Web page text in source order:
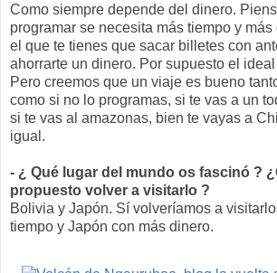
Como siempre depende del dinero.
programar se necesita más tiempo y
el que te tienes que sacar billetes con
ahorrarte un dinero. Por supuesto el
Pero creemos que un viaje es bueno
como si no lo programas, si te vas a un
si te vas al amazonas, bien te vayas a
igual.
- ¿ Qué lugar del mundo os fascinó ?
propuesto volver a visitarlo ?
Bolivia y Japón. Sí volveríamos a
tiempo y Japón con más dinero.